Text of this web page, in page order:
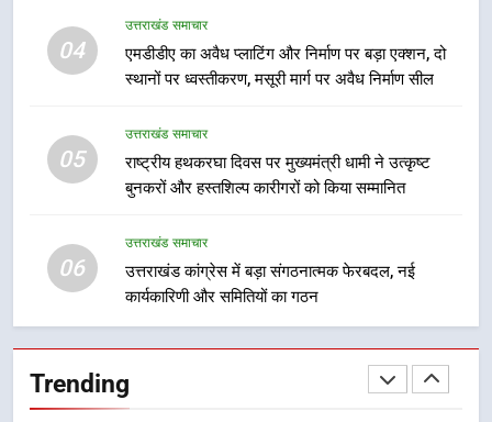
04
उत्तराखंड समाचार
एमडीडीए का अवैध प्लाटिंग और निर्माण पर बड़ा एक्शन, दो
स्थानों पर ध्वस्तीकरण, मसूरी मार्ग पर अवैध निर्माण सील
05
उत्तराखंड समाचार
राष्ट्रीय हथकरघा दिवस पर मुख्यमंत्री धामी ने उत्कृष्ट
बुनकरों और हस्तशिल्प कारीगरों को किया सम्मानित
06
उत्तराखंड समाचार
उत्तराखंड कांग्रेस में बड़ा संगठनात्मक फेरबदल, नई
कार्यकारिणी और समितियों का गठन
Trending
दिल्ली-देहरादून आर्थिक कॉरिडोर से जुड़ी
12 किमी ग्रीनफील्ड बाईपास परियोजना
निर्देश, सुरक्षा मानकों से कोई समझौता
नहींः डीएम
1
खेल महाकुंभ 2026ः 01 सितंबर से सजेगा
न्याय पंचायत से राज्य स्तर तक होगा
प्रतिभा का प्रदर्शन
उत्तराखंड समाचार
अभियुक्तों को पुलिस ने किया गिरफ्तार